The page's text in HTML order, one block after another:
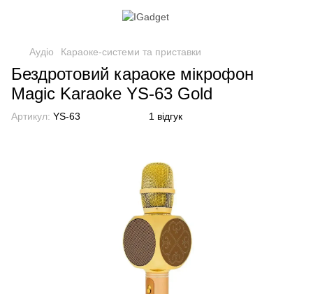
Аудіо Караоке-системи та приставки
Бездротовий караоке мікрофон
Magic Karaoke YS-63 Gold
Артикул: YS-63 1 відгук